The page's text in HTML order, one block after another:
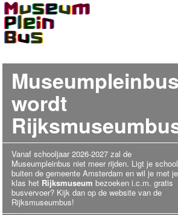
Museumpleinbus
wordt
Vanaf schooljaar 2026-2027 zal de
Museumpleinbus niet meer rijden. Ligt je school
buiten de gemeente Amsterdam en wil je met je
klas het Rijksmuseum bezoeken i.c.m. gratis
busvervoer? Kijk dan op de website van de
Rijksmuseumbus!